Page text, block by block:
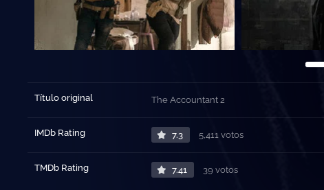
Título original The Accountant 2
IMDb Rating 7.3 5,411 votos
TMDb Rating 7.41 39 votos